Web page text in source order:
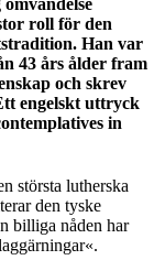
roll för den
Han var
43 års ålder fram
och skrev
engelskt uttryck
in
största lutherska
den tyske
billiga nåden har